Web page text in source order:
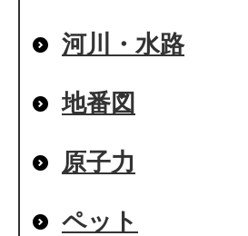
河川・水路
地番図
原子力
ペット